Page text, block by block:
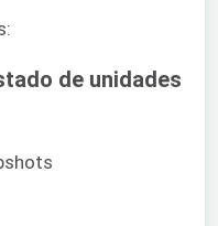
de unidades